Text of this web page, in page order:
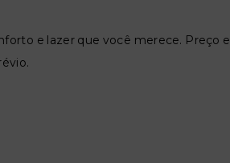
e lazer que você merece. Preço e